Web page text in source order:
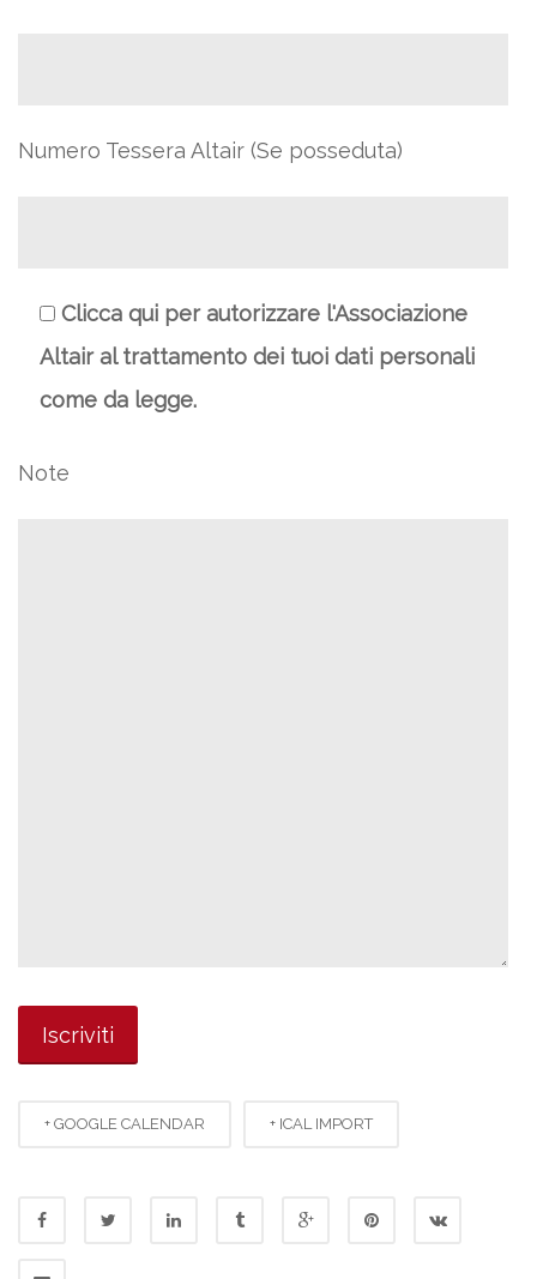
Numero Tessera Altair (Se posseduta)
Clicca qui per autorizzare l'Associazione
Altair al trattamento dei tuoi dati personali
come da legge.
Note
+ GOOGLE CALENDAR + ICAL IMPORT